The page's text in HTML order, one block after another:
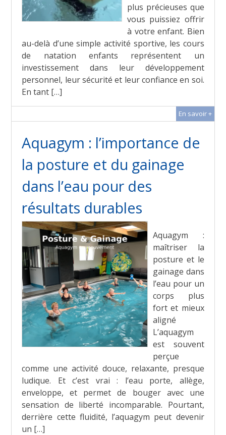
plus précieuses que
vous puissiez offrir
à votre enfant. Bien
au-delà d’une simple activité sportive, les cours
de natation enfants représentent un
investissement dans leur développement
personnel, leur sécurité et leur confiance en soi.
En tant […]
En savoir +
Aquagym : l’importance de
la posture et du gainage
dans l’eau pour des
résultats durables
Aquagym :
maîtriser la
posture et le
gainage dans
l’eau pour un
corps plus
fort et mieux
aligné
L’aquagym
est souvent
perçue
comme une activité douce, relaxante, presque
ludique. Et c’est vrai : l’eau porte, allège,
enveloppe, et permet de bouger avec une
sensation de liberté incomparable. Pourtant,
derrière cette fluidité, l’aquagym peut devenir
un […]